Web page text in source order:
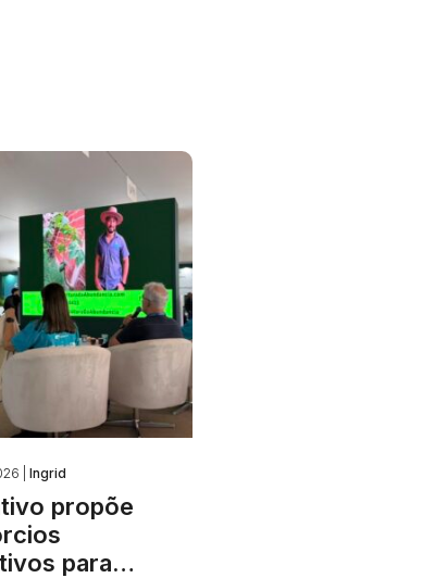
| Ingrid
propõe
para…